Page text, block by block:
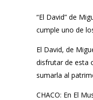
“El David” de
cumple uno de
El David, de
disfrutar de esta
sumarla al
CHACO: En El